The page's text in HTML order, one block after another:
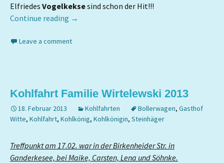
Elfriedes Vogelkeksesind schon der Hit!!!
Continue reading →
Leave a comment
Kohlfahrt Familie Wirtelewski 2013
18. Februar 2013 Kohlfahrten Bollerwagen, Gasthof
Witte, Kohlfahrt, Kohlkönig, Kohlkönigin, Steinhäger
Treffpunkt am 17.02. war in der Birkenheider Str. in
Ganderkesee, bei Maike, Carsten, Lena und Söhnke.